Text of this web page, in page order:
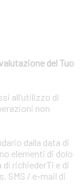
del Tuo
all’utilizzo di
non
dalla data di
elementi di dolo
richiederTi e di
SMS / e-mail di